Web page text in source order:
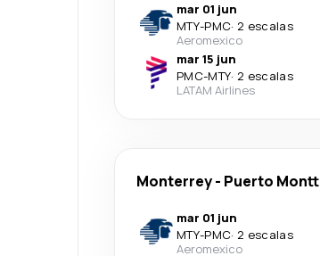
mar 01 jun
MTY-PMC· 2 escalas
Aeromexico
mar 15 jun
PMC-MTY· 2 escalas
LATAM Airlines
Monterrey- Puerto Montt
mar 01 jun
MTY-PMC· 2 escalas
Aeromexico